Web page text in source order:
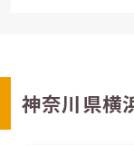
神奈川県横